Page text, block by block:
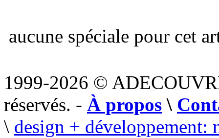
aucune spéciale pour cet
1999-2026 ©
réservés. - À propos \
\ design + développement: